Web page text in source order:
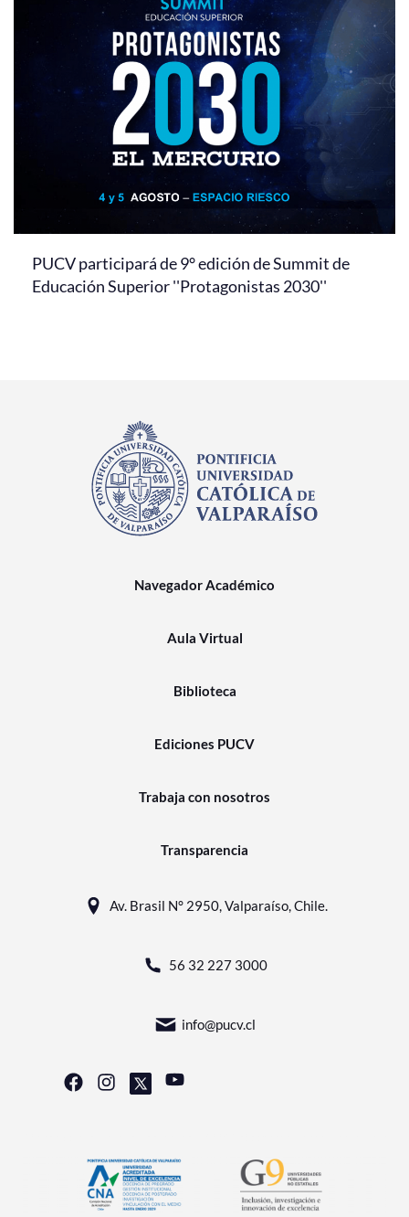
PUCV participará de 9° edición de Summit de
Educación Superior ''Protagonistas 2030''
Navegador Académico
Aula Virtual
Biblioteca
Ediciones PUCV
Trabaja con nosotros
Transparencia
Av. Brasil N° 2950, Valparaíso, Chile.
56 32 227 3000
info@pucv.cl